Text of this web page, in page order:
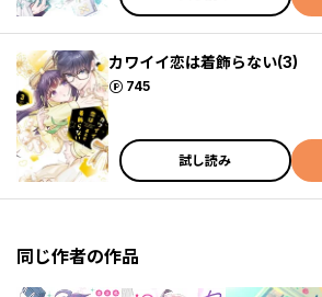
カワイイ恋は着飾らない(3)
745
ポイント
試し読み
同じ作者の作品